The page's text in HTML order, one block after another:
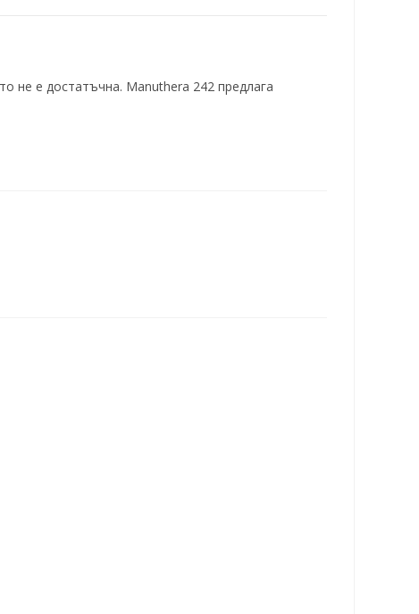
не е достатъчна. Manuthera 242 предлага